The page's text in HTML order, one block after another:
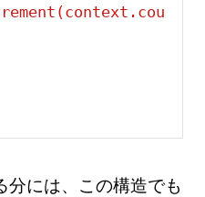
分には、この構造でも